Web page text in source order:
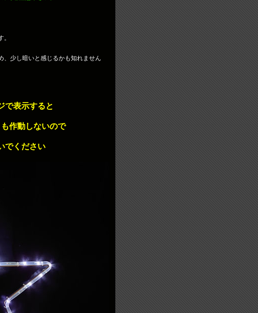
、少し暗いと感じるかも知れません
で表示すると
作動しないので
でください